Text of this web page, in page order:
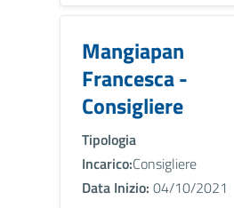
Mangiapan
Francesca -
Consigliere
Tipologia
Incarico:Consigliere
Data Inizio: 04/10/2021